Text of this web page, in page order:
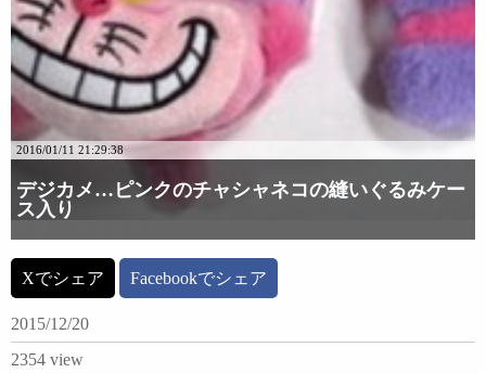
2016/01/11 21:29:38
デジカメ…ピンクのチャシャネコの縫いぐるみケー
ス入り
Xでシェア Facebookでシェア
2015/12/20
2354 view